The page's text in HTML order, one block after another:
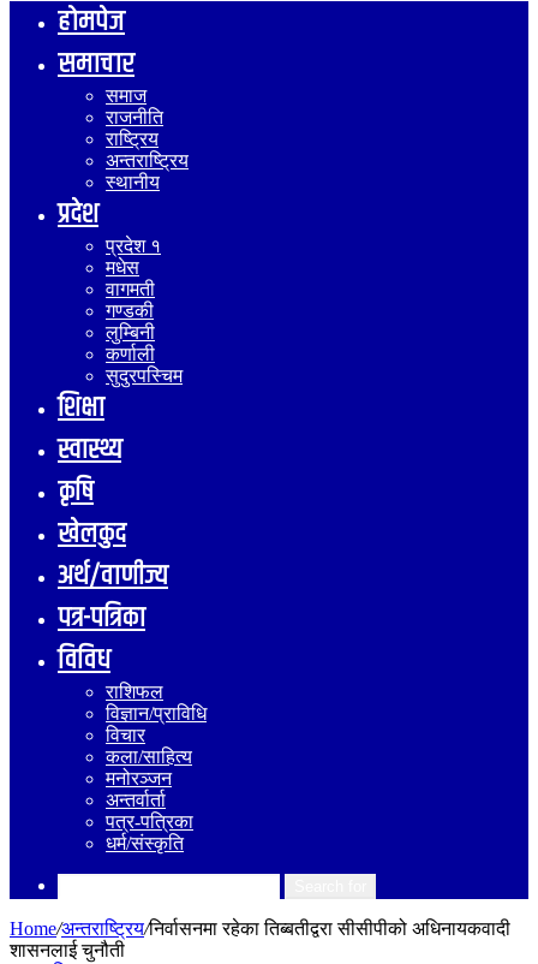
होमपेज
समाचार
समाज
राजनीति
राष्ट्रिय
अन्तराष्ट्रिय
स्थानीय
प्रदेश
प्रदेश १
मधेस
वागमती
गण्डकी
लुम्बिनी
कर्णाली
सुदुरपस्चिम
शिक्षा
स्वास्थ्य
कृषि
खेलकुद
अर्थ/वाणीज्य
पत्र-पत्रिका
विविध
राशिफल
विज्ञान/प्राविधि
विचार
कला/साहित्य
मनोरञ्जन
अन्तर्वार्ता
पत्र-पत्रिका
धर्म/संस्कृति
Home/अन्तराष्ट्रिय/निर्वासनमा रहेका तिब्बतीद्वरा सीसीपीको अधिनायकवादी
शासनलाई चुनौती